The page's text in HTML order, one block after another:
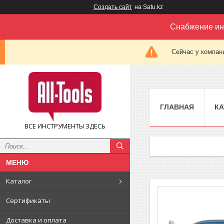
Создать сайт на Satu.kz
Снабжение
Сейчас у
ВСЕ ИНСТРУМЕНТЫ ЗДЕСЬ
Каталог
Сертификаты
Доставка и оплата
ГЛАВНАЯ